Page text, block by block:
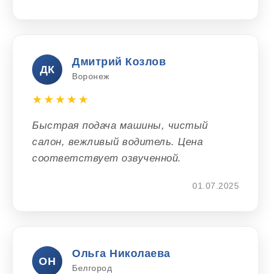
ДК
Дмитрий Козлов
Воронеж
★★★★★
Быстрая подача машины, чистый
салон, вежливый водитель. Цена
соответствует озвученной.
01.07.2025
ОН
Ольга Николаева
Белгород